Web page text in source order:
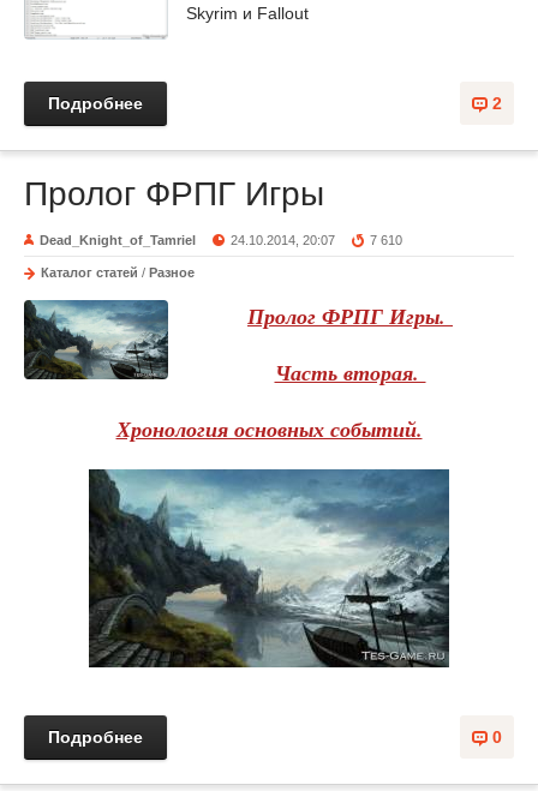
Skyrim и Fallout
2
Подробнее
Пролог ФРПГ Игры
Dead_Knight_of_Tamriel 24.10.2014, 20:07 7 610
Каталог статей / Разное
Пролог ФРПГ Игры.
Часть вторая.
Хронология основных событий.
0
Подробнее